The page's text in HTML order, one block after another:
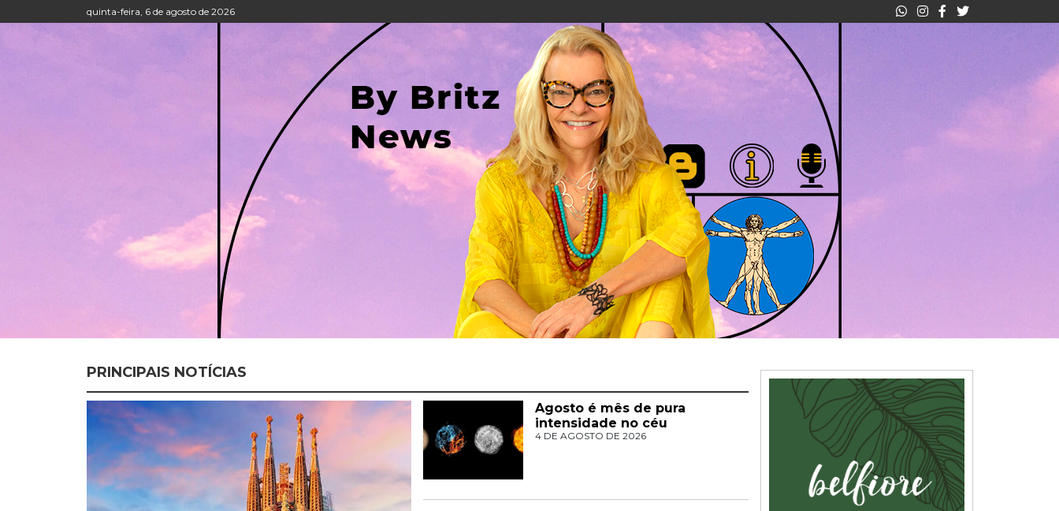
quinta-feira, 6 de agosto de 2026
PRINCIPAIS NOTÍCIAS
Agosto é mês de pura
intensidade no céu
4 DE AGOSTO DE 2026